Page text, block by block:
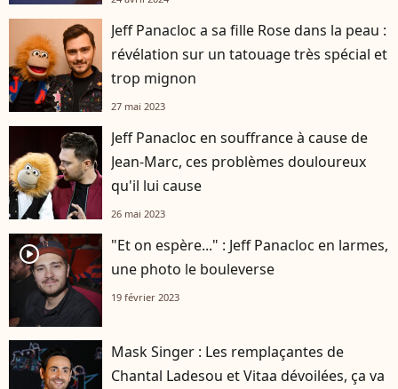
Jeff Panacloc a sa fille Rose dans la peau :
révélation sur un tatouage très spécial et
trop mignon
27 mai 2023
Jeff Panacloc en souffrance à cause de
Jean-Marc, ces problèmes douloureux
qu'il lui cause
26 mai 2023
player2
"Et on espère..." : Jeff Panacloc en larmes,
une photo le bouleverse
19 février 2023
Mask Singer : Les remplaçantes de
Chantal Ladesou et Vitaa dévoilées, ça va